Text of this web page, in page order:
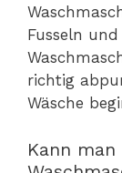
Fusseln
richtig
Wäsche
Kann